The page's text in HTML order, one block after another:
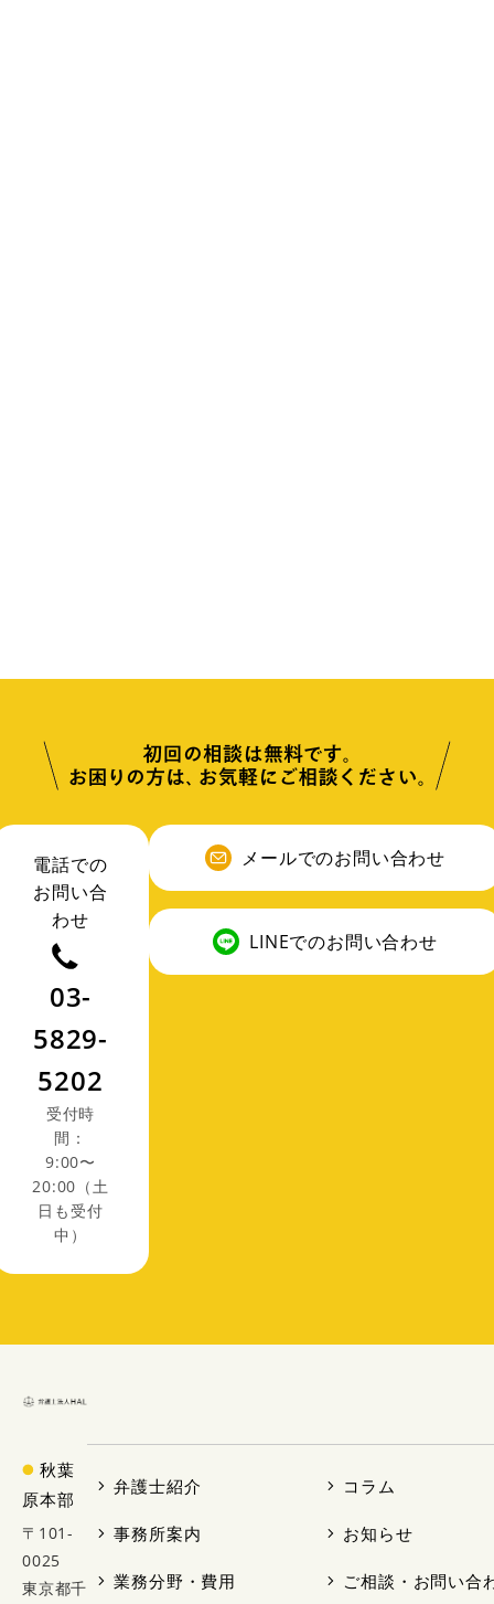
電話での
お問い合
わせ
03-
5829-
5202
受付時
間：
9:00〜
20:00（土
日も受付
中）
メールでのお問い合わせ
LINEでのお問い合わせ
秋葉
原本部
〒101-
0025
東京都千
弁護士紹介
事務所案内
業務分野・費用
コラム
お知らせ
ご相談・お問い合